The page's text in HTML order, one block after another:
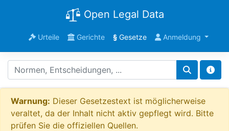
Open Legal Data
Urteile Gerichte §Gesetze Anmeldung
Warnung: Dieser Gesetzestext ist möglicherweise
veraltet, da der Inhalt nicht aktiv gepflegt wird. Bitte
prüfen Sie die offiziellen Quellen.